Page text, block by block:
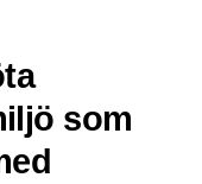
som